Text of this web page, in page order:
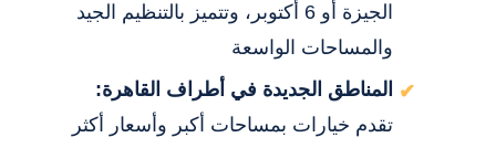
الجيزة أو 6 أكتوبر، وتتميز بالتنظيم الجيد
والمساحات الواسعة
المناطق الجديدة في أطراف القاهرة:
تقدم خيارات بمساحات أكبر وأسعار أكثر